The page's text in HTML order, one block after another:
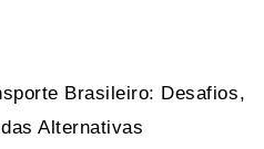
Brasileiro: Desafios,
Alternativas